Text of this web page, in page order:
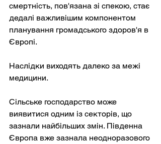
смертність, пов'язана зі спекою, стає
дедалі важливішим компонентом
планування громадського здоров'я в
Європі.
Наслідки виходять далеко за межі
медицини.
Сільське господарство може
виявитися одним із секторів, що
зазнали найбільших змін. Південна
Європа вже зазнала неодноразового